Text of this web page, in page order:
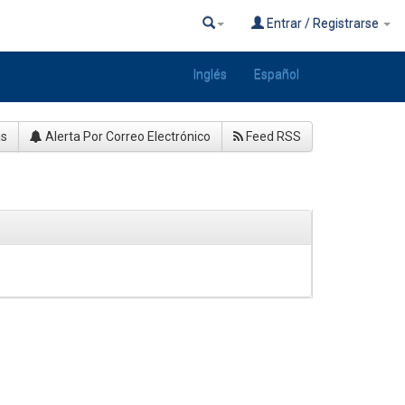
Entrar / Registrarse
Inglés Español
Alerta Por Correo Electrónico Feed RSS